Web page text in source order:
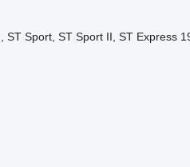
Sport, ST Sport II, ST Express